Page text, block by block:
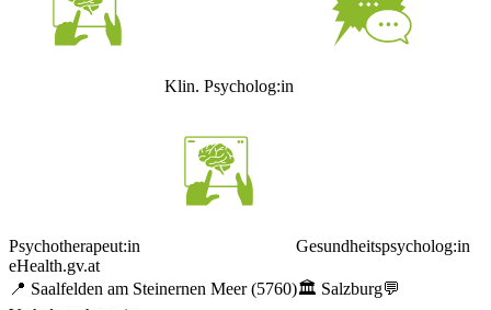
Klin. Psycholog:in
Psychotherapeut:in
Gesundheitspsycholog:in
eHealth.gv.at
📍 Saalfelden am Steinernen Meer(5760)🏛️ Salzburg💬